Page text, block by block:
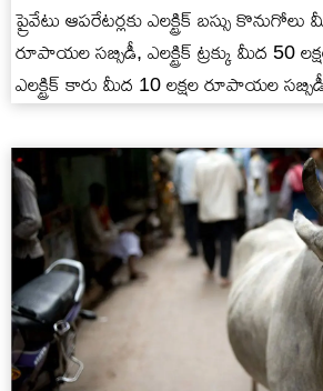
ప్రైవేటు ఆపరేటర్లకు ఎలక్ట్రిక్ బస్సు కొనుగోలు
రూపాయల సబ్సిడీ, ఎలక్ట్రిక్ ట్రక్కు మీద 50
ఎలక్ట్రిక్ కారు మీద 10 లక్షల రూపాయల